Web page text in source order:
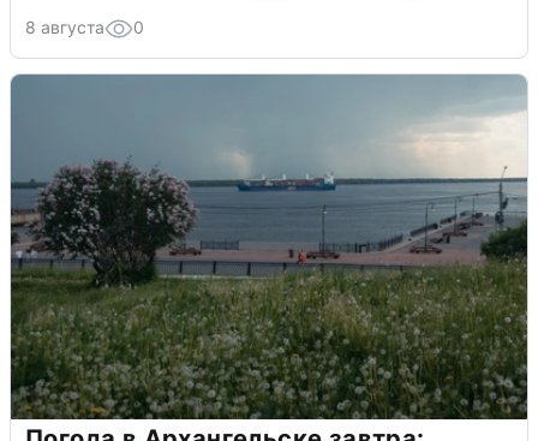
8 августа 0